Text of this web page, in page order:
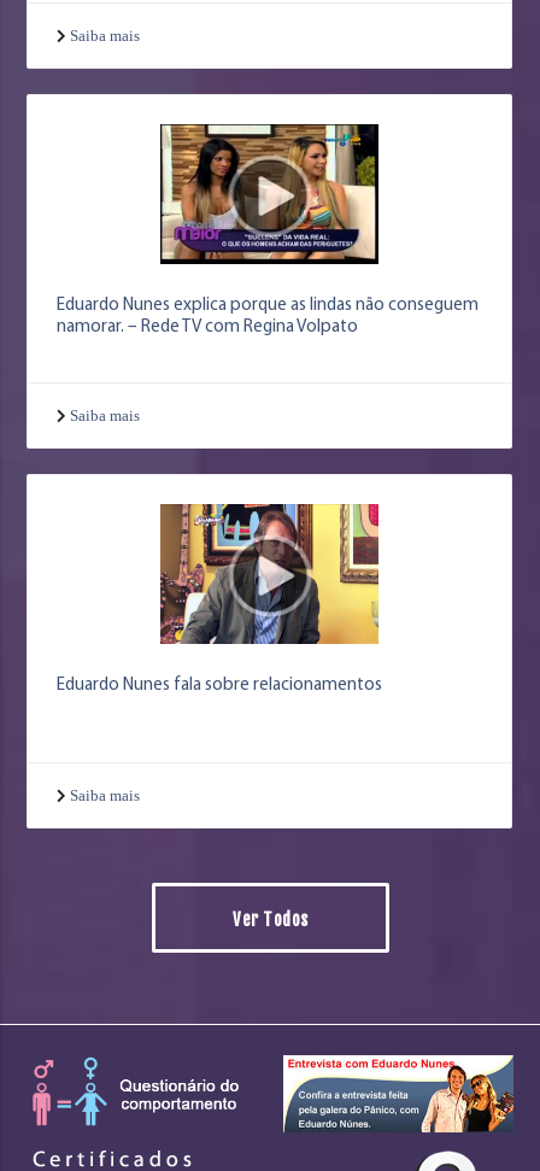
Saiba mais
Eduardo Nunes explica porque as lindas não conseguem
namorar. – Rede TV com Regina Volpato
Saiba mais
Eduardo Nunes fala sobre relacionamentos
Saiba mais
Ver Todos